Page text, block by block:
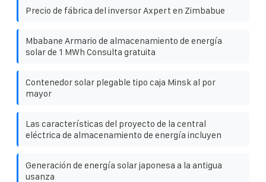
Precio de fábrica del inversor Axpert en Zimbabue
Mbabane Armario de almacenamiento de energía
solar de 1 MWh Consulta gratuita
Contenedor solar plegable tipo caja Minsk al por
mayor
Las características del proyecto de la central
eléctrica de almacenamiento de energía incluyen
Generación de energía solar japonesa a la antigua
usanza